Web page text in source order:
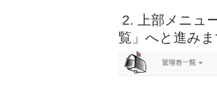
2. 上部メニュ
覧」へと進み